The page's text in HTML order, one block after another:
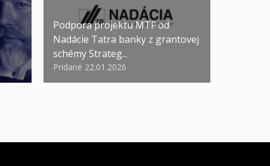
Podpora projektu MTF od
Nadácie Tatra banky z grantovej
schémy Strateg...
Pridané 22.01.2026